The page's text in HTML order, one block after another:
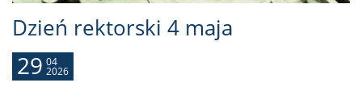
Dzień rektorski 4 maja
29 04
2026